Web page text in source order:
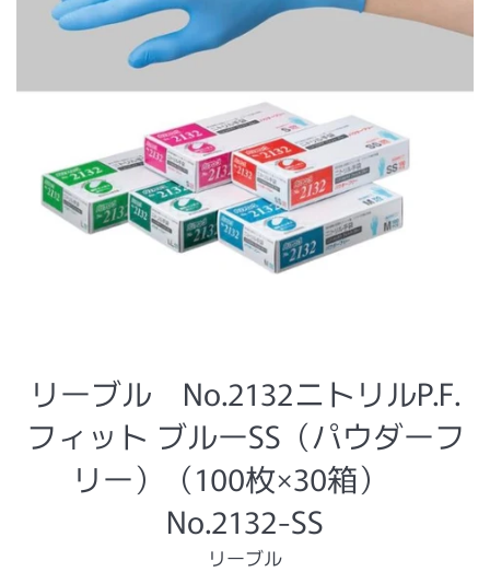
リーブル No.2132ニトリルP.F.
フィット ブルーSS（パウダーフ
リー）（100枚×30箱）
No.2132-SS
リーブル